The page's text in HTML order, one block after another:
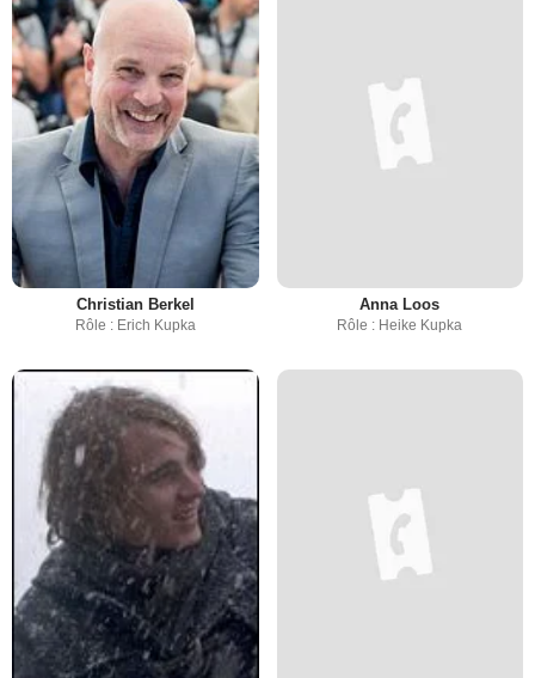
Christian Berkel
Rôle : Erich Kupka
Anna Loos
Rôle : Heike Kupka